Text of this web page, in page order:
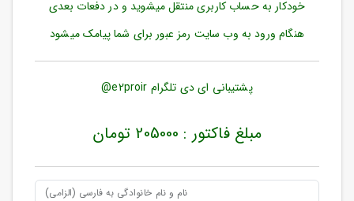
مندی
ها
خودکار به حساب کاربری منتقل میشوید و در دفعات بعدی
هنگام ورود به وب سایت رمز عبور برای شما پیامک میشود
پشتیبانی ای دی تلگرام e2proir@
مبلغ فاکتور : 205000 تومان
نام و نام خانوادگی به فارسی (الزامی)